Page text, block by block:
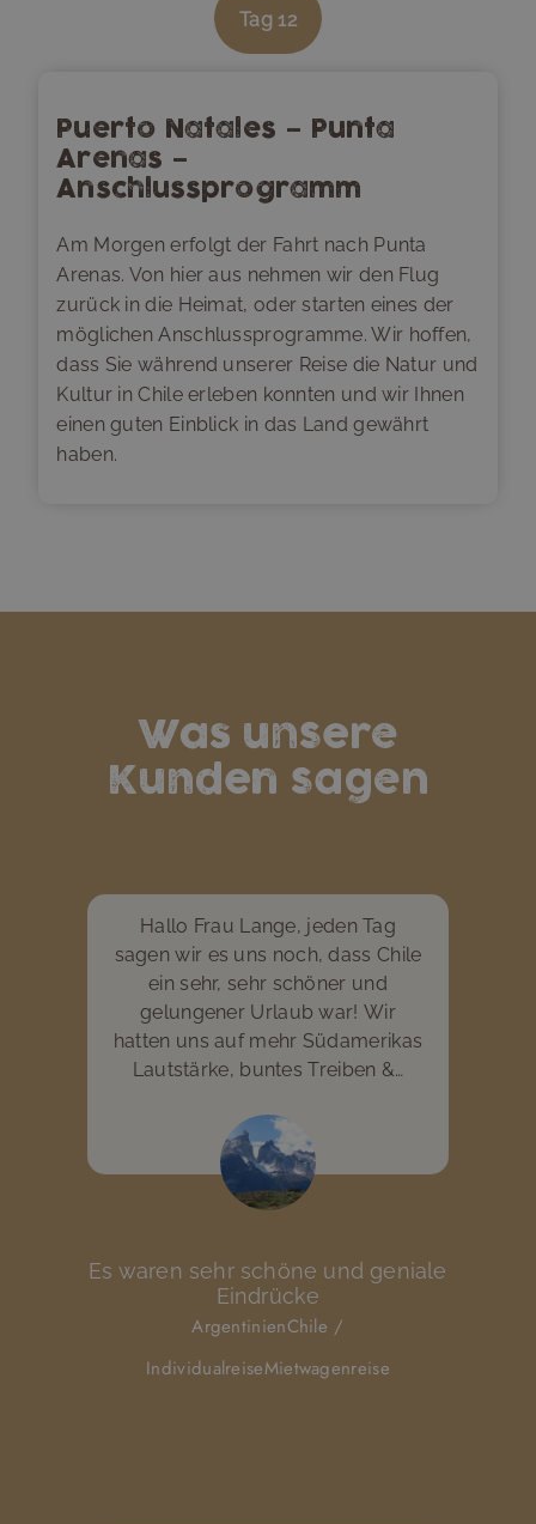
Tag 12
Puerto Natales – Punta
Arenas –
Anschlussprogramm
Am Morgen erfolgt der Fahrt nach Punta
Arenas. Von hier aus nehmen wir den Flug
zurück in die Heimat, oder starten eines der
möglichen Anschlussprogramme. Wir hoffen,
dass Sie während unserer Reise die Natur und
Kultur in Chile erleben konnten und wir Ihnen
einen guten Einblick in das Land gewährt
haben.
Was unsere
Kunden sagen
Hallo Frau Lange, jeden Tag
sagen wir es uns noch, dass Chile
ein sehr, sehr schöner und
gelungener Urlaub war! Wir
hatten uns auf mehr Südamerikas
Lautstärke, buntes Treiben &…
Es waren sehr schöne und geniale
Eindrücke
ArgentinienChile /
IndividualreiseMietwagenreise